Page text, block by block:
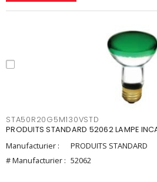
STA50R20G5M130VSTD
PRODUITS STANDARD 52062 LAMPE
Manufacturier :
PRODUITS STANDARD
# Manufacturier : 52062